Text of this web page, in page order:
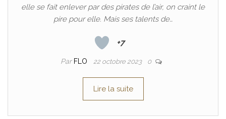
elle se fait enlever par des pirates de l’air, on craint le
pire pour elle. Mais ses talents de…
+7
Par FLO 22 octobre 2023 0
Lire la suite